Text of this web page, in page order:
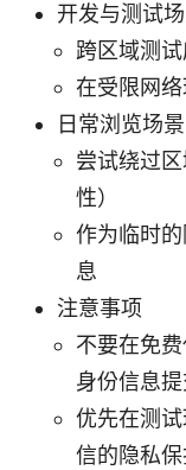
开发与测试
跨区域测
在受限网
日常浏览场景
尝试绕过
性）
作为临时
息
注意事项
不要在免
身份信息提
优先在测
信的隐私